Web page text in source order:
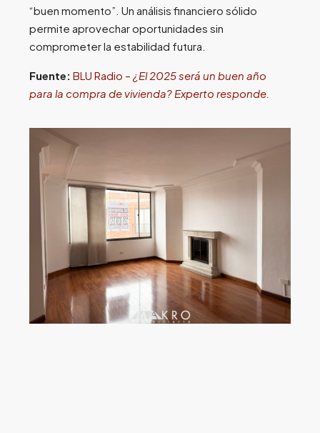
“buen momento”. Un análisis financiero sólido
permite aprovechar oportunidades sin
comprometer la estabilidad futura.
Fuente: BLU Radio –¿El 2025 será un buen año
para la compra de vivienda? Experto responde.